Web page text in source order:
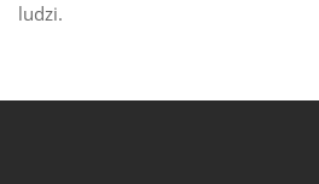
ludzi.